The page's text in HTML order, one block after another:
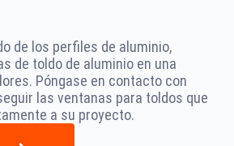
de los perfiles de aluminio,
de toldo de aluminio en una
Póngase en contacto con
las ventanas para toldos que
a su proyecto.